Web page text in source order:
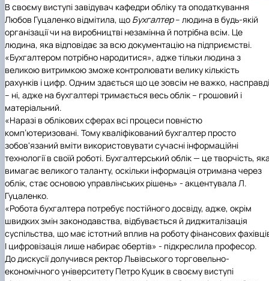
В своєму виступі завідувач кафедри обліку та оподаткування
Любов Гуцаленко відмітила, що Бухгалтер– людина в будь-якій
організації чи на виробництві незамінна й потрібна всім. Це
людина, яка відповідає за всю документацію на підприємстві.
«Бухгалтером потрібно народитися», адже тільки людина з
великою витримкою зможе контролювати велику кількість
рахунків і цифр. Одним здається що це зовсім не важко, насправді
– ні, адже на бухгалтері тримається весь облік – грошовий і
матеріальний.
«Наразі в облікових сферах всі процеси повністю
комп’ютеризовані. Тому кваліфікований бухгалтер просто
зобов'язаний вміти використовувати сучасні інформаційні
технології в своїй роботі. Бухгалтерський облік — це творчість,
вимагає великого таланту, оскільки інформація отримана через
облік, стає основою управлінських рішень» - акцентувала Л.
Гуцаленко.
«Робота бухгалтера потребує постійного досвіду, адже, окрім
швидких змін законодавства, відбувається й диджиталізація
суспільства, що має істотний вплив на роботу фінансових
І цифровізація лише набирає обертів» - підкреслила професор.
До дискусії долучився ректорЛьвівського торговельно-
економічного університету Петро Куцик в своєму виступі